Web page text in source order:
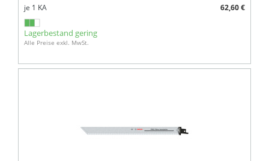
je 1 KA 62,60 €
Lagerbestand gering
Alle Preise exkl. MwSt.